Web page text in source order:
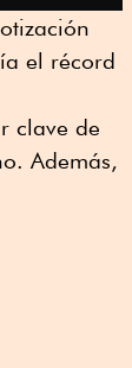
el récord
clave de
Además,